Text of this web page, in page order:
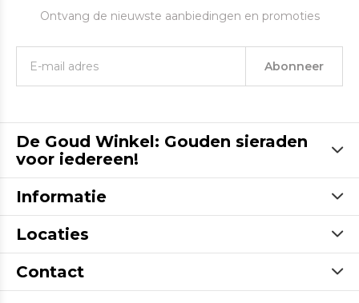
Ontvang de nieuwste aanbiedingen en promoties
Abonneer
De Goud Winkel: Gouden sieraden
voor iedereen!
Informatie
Locaties
Contact